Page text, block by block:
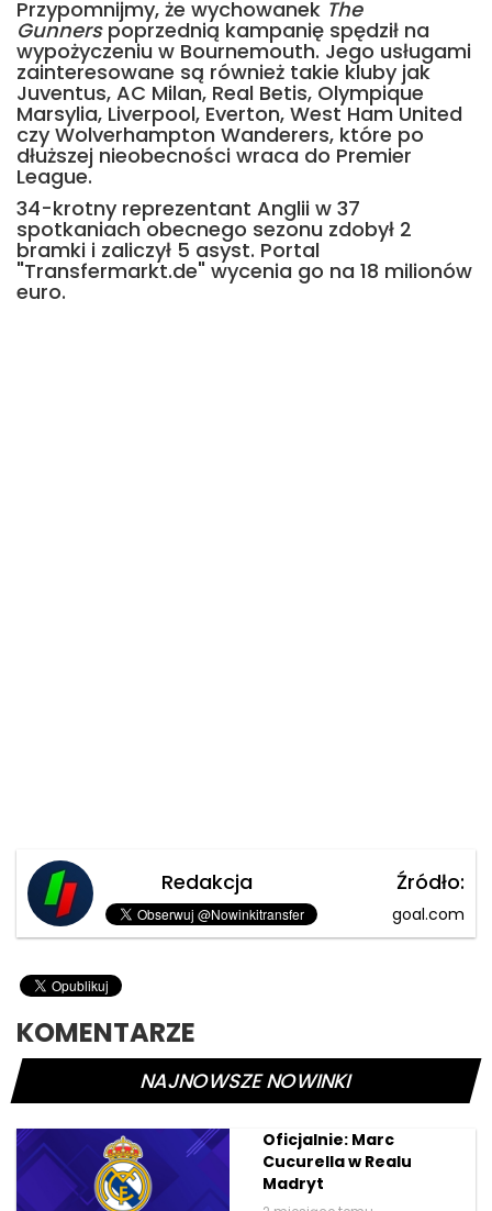
Przypomnijmy, że wychowanek The
Gunnerspoprzednią kampanię spędził na
wypożyczeniu w Bournemouth. Jego usługami
zainteresowane są również takie kluby jak
Juventus, AC Milan, Real Betis, Olympique
Marsylia, Liverpool, Everton, West Ham United
czy Wolverhampton Wanderers, które po
dłuższej nieobecności wraca do Premier
League.
34-krotny reprezentant Anglii w 37
spotkaniach obecnego sezonu zdobył 2
bramki i zaliczył 5 asyst. Portal
"Transfermarkt.de" wycenia go na 18 milionów
euro.
Redakcja Źródło:
goal.com
KOMENTARZE
NAJNOWSZE NOWINKI
Oficjalnie: Marc
Cucurella w Realu
Madryt